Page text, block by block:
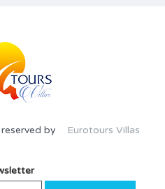
by Eurotours Villas